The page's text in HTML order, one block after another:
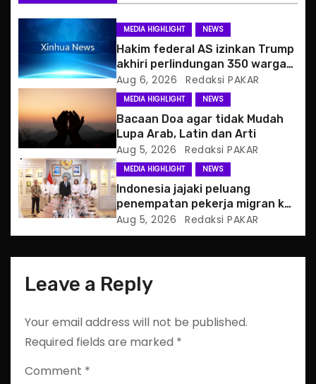
g
a
t
i
o
n
MEDIA HIGHLIGHT NEWS
Hakim federal AS izinkan Trump
akhiri perlindungan 350 warga
Haiti
Aug 6, 2026 Redaksi PAKAR
MEDIA HIGHLIGHT NEWS
Bacaan Doa agar tidak Mudah
Lupa Arab, Latin dan Arti
Aug 5, 2026 Redaksi PAKAR
MEDIA HIGHLIGHT NEWS
Indonesia jajaki peluang
penempatan pekerja migran ke
Slowakia
Aug 5, 2026 Redaksi PAKAR
Leave a Reply
Your email address will not be published.
Required fields are marked *
Comment *